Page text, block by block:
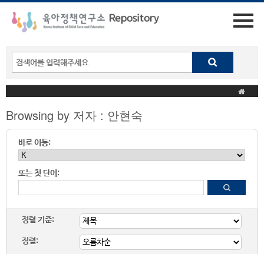
Browsing by 저자 : 안현숙
바로 이동:
또는 첫 단어:
정렬 기준:
정렬: